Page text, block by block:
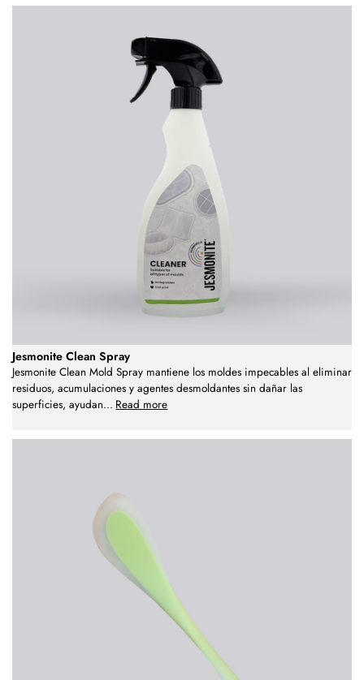
Jesmonite Clean Spray
Jesmonite Clean Mold Spray mantiene los moldes impecables al eliminar
residuos, acumulaciones y agentes desmoldantes sin dañar las
superficies, ayudan... Read more